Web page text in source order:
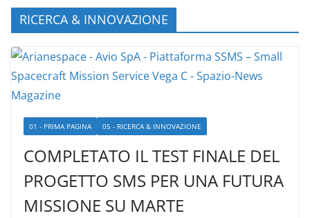
RICERCA & INNOVAZIONE
01 - PRIMA PAGINA 05 - RICERCA & INNOVAZIONE
COMPLETATO IL TEST FINALE DEL
PROGETTO SMS PER UNA FUTURA
MISSIONE SU MARTE